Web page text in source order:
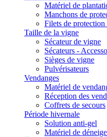
Matériel de
Manchons de
Filets de protection
Taille de la vigne
Sécateur de vigne
Sécateurs -
Sièges de vigne
Pulvérisateurs
Vendanges
Matériel de
Réception des
Coffrets de secours
Période hivernale
Solution anti-gel
Matériel de